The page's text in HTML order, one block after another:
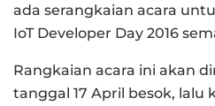
ada serangkaian acara
IoT Developer Day 2016
Rangkaian acara ini akan
tanggal 17 April besok, lalu